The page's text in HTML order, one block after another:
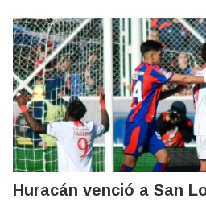
Huracán venció a San